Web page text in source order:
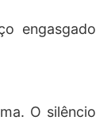
engasgado
O silêncio